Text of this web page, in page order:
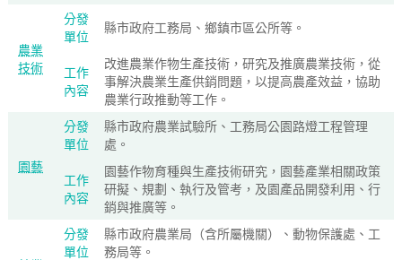
農業
技術
分發
單位
縣市政府工務局、鄉鎮市區公所等。
工作
內容
改進農業作物生產技術，研究及推廣農業技術，從
事解決農業生產供銷問題，以提高農產效益，協助
農業行政推動等工作。
園藝
分發
單位
縣市政府農業試驗所、工務局公園路燈工程管理
處。
工作
內容
園藝作物育種與生產技術研究，園藝產業相關政策
研擬、規劃、執行及管考，及園產品開發利用、行
銷與推廣等。
分發
單位
縣市政府農業局（含所屬機關）、動物保護處、工
務局等。